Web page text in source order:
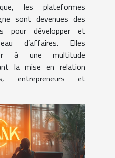
d'affaires ?
les plateformes
sont devenues des
pour développer et
d’affaires. Elles
à une multitude
la mise en relation
entrepreneurs et